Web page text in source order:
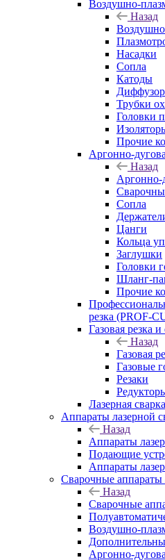
Воздушно-
Назад
Насадки
Сопла
Катоды
Трубки
Головки
Прочие
Аргонно-
Назад
Аргонно-
Сопла
Цанги
Кольца
Заглушки
Головки
Шланг-
Прочие
резка (PROF-
Газовая резка и
Назад
Газовая
Газовые
Резаки
Лазерная
Аппараты лазерной
Назад
Аппараты
Подающие
Аппараты
Сварочные аппараты
Назад
Сварочные
Воздушно-
Аргонно-